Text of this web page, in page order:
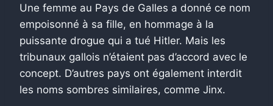
Une femme au Pays de Galles a donné ce nom
empoisonné à sa fille, en hommage à la
puissante drogue qui a tué Hitler. Mais les
tribunaux gallois n’étaient pas d’accord avec le
concept. D’autres pays ont également interdit
les noms sombres similaires, comme Jinx.